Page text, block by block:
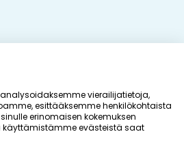
vierailijatietoja,
esittääksemme henkilökohtaista
erinomaisen kokemuksen
käyttämistämme evästeistä saat